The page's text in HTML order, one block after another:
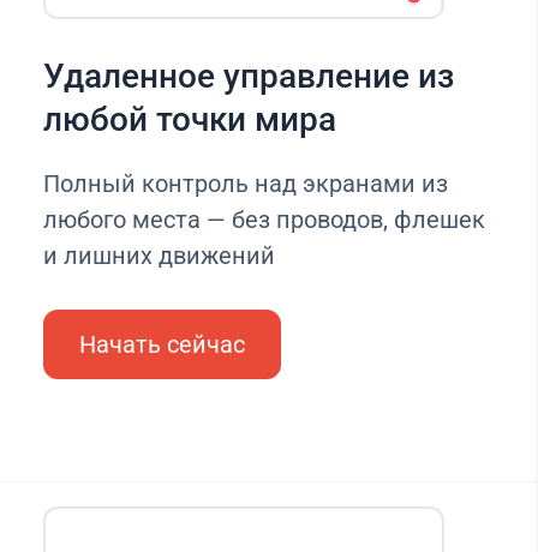
Удаленное управление из
любой точки мира
Полный контроль над экранами из
любого места — без проводов, флешек
и лишних движений
Начать сейчас